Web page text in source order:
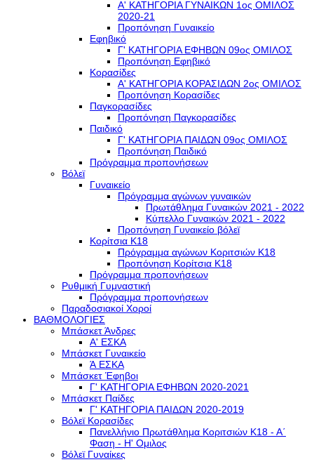
Α' ΚΑΤΗΓΟΡΙΑ ΓΥΝΑΙΚΩΝ 1ος ΟΜΙΛΟΣ
2020-21
Προπόνηση Γυναικείο
Εφηβικό
Γ' ΚΑΤΗΓΟΡΙΑ ΕΦΗΒΩΝ 09ος ΟΜΙΛΟΣ
Προπόνηση Εφηβικό
Κορασίδες
Α' ΚΑΤΗΓΟΡΙΑ ΚΟΡΑΣΙΔΩΝ 2ος ΟΜΙΛΟΣ
Προπόνηση Κορασίδες
Παγκορασίδες
Προπόνηση Παγκορασίδες
Παιδικό
Γ' ΚΑΤΗΓΟΡΙΑ ΠΑΙΔΩΝ 09ος ΟΜΙΛΟΣ
Προπόνηση Παιδικό
Πρόγραμμα προπονήσεων
Βόλεϊ
Γυναικείο
Πρόγραμμα αγώνων γυναικών
Πρωτάθλημα Γυναικών 2021 - 2022
Κύπελλο Γυναικών 2021 - 2022
Προπόνηση Γυναικείο βόλεϊ
Κορίτσια Κ18
Πρόγραμμα αγώνων Κοριτσιών Κ18
Προπόνηση Κορίτσια Κ18
Πρόγραμμα προπονήσεων
Ρυθμική Γυμναστική
Πρόγραμμα προπονήσεων
Παραδοσιακοί Χοροί
ΒΑΘΜΟΛΟΓΙΕΣ
Μπάσκετ Άνδρες
Α' ΕΣΚΑ
Μπάσκετ Γυναικείο
Ά ΕΣΚΑ
Μπάσκετ Έφηβοι
Γ' ΚΑΤΗΓΟΡΙΑ ΕΦΗΒΩΝ 2020-2021
Μπάσκετ Παίδες
Γ' ΚΑΤΗΓΟΡΙΑ ΠΑΙΔΩΝ 2020-2019
Βόλεϊ Κορασίδες
Πανελλήνιο Πρωτάθλημα Κοριτσιών Κ18 - Α΄
Φαση - H' Ομιλος
Βόλεϊ Γυναίκες